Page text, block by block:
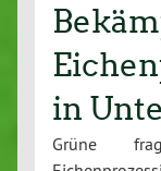
in
Grüne